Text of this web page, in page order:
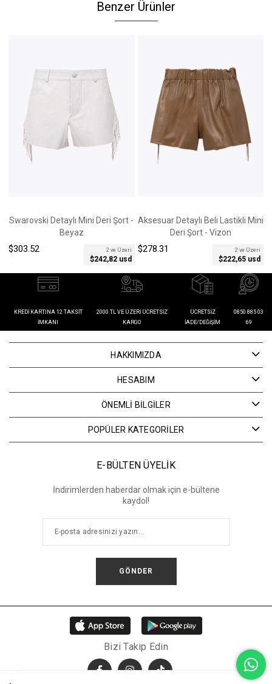
Benzer Ürünler
Swarovski Detaylı Mini Deri Şort -
Beyaz
$303.52 2 ve Üzeri
$242,82 usd
Aksesuar Detaylı Beli Lastikli Mini
Deri Şort - Vizon
$278.31 2 ve Üzeri
$222,65 usd
KREDI KARTINA 12 TAKSIT
İMKANI
2000 TL VE ÜZERI ÜCRETSIZ
KARGO
ÜCRETSIZ
İADE/DEĞIŞIM
0850 885 03
69
HAKKIMIZDA
HESABIM
ÖNEMLİ BİLGİLER
POPÜLER KATEGORİLER
E-BÜLTEN ÜYELİK
İndirimlerden haberdar olmak için e-bültene
kaydol!
GÖNDER
Bizi Takip Edin